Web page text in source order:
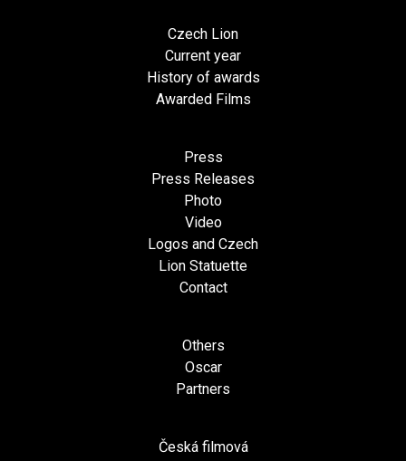
Czech Lion
Current year
History of awards
Awarded Films
Press
Press Releases
Photo
Video
Logos and Czech
Lion Statuette
Contact
Others
Oscar
Partners
Česká filmová